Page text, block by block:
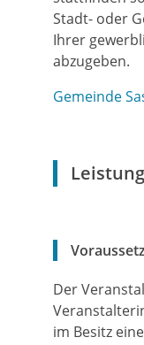
Stadt- oder
Ihrer
abzugeben.
Gemeinde
Der
im Besitz